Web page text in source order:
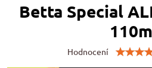
Betta Special
Hodnocení